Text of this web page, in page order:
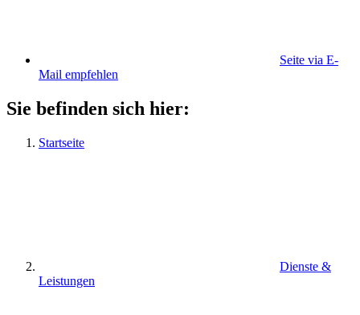
Seite via E-
Mail empfehlen
Sie befinden sich hier:
Startseite
Dienste &
Leistungen